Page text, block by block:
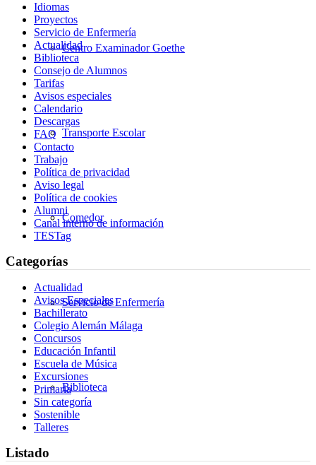
Centro Examinador Goethe
Transporte Escolar
Comedor
Servicio de Enfermería
Biblioteca
Idiomas
Proyectos
Servicio de Enfermería
Actualidad
Biblioteca
Consejo de Alumnos
Tarifas
Avisos especiales
Calendario
Descargas
FAQ
Contacto
Trabajo
Política de privacidad
Aviso legal
Política de cookies
Alumni
Canal interno de información
TESTag
Categorías
Actualidad
Avisos Especiales
Bachillerato
Colegio Alemán Málaga
Concursos
Educación Infantil
Escuela de Música
Excursiones
Primaria
Sin categoría
Sostenible
Talleres
Listado